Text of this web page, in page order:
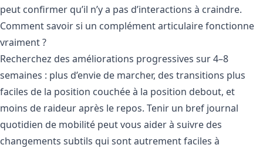
peut confirmer qu’il n’y a pas d’interactions à craindre.
Comment savoir si un complément articulaire fonctionne
vraiment ?
Recherchez des améliorations progressives sur 4–8
semaines : plus d’envie de marcher, des transitions plus
faciles de la position couchée à la position debout, et
moins de raideur après le repos. Tenir un bref journal
quotidien de mobilité peut vous aider à suivre des
changements subtils qui sont autrement faciles à